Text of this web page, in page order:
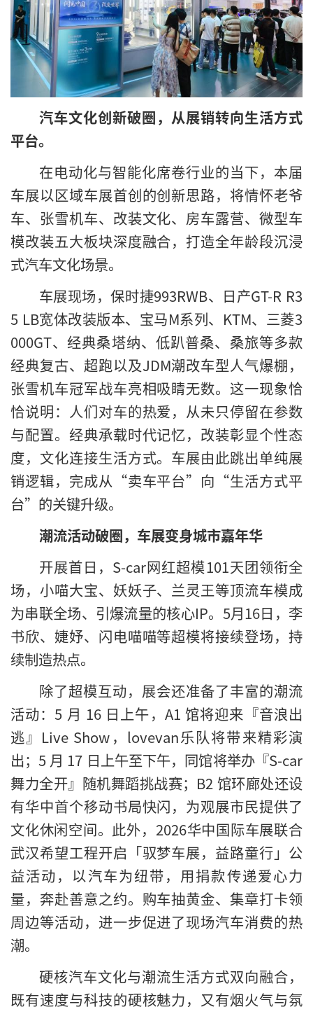
汽车文化创新破圈，从展销转向生活方式
平台。
在电动化与智能化席卷行业的当下，本届
车展以区域车展首创的创新思路，将情怀老爷
车、张雪机车、改装文化、房车露营、微型车
模改装五大板块深度融合，打造全年龄段沉浸
式汽车文化场景。
车展现场，保时捷993RWB、日产GT-R R3
5 LB宽体改装版本、宝马M系列、KTM、三菱3
000GT、经典桑塔纳、低趴普桑、桑旅等多款
经典复古、超跑以及JDM潮改车型人气爆棚，
张雪机车冠军战车亮相吸睛无数。这一现象恰
恰说明：人们对车的热爱，从未只停留在参数
与配置。经典承载时代记忆，改装彰显个性态
度，文化连接生活方式。车展由此跳出单纯展
销逻辑，完成从“卖车平台”向“生活方式平
台”的关键升级。
潮流活动破圈，车展变身城市嘉年华
开展首日，S-car网红超模101天团领衔全
场，小喵大宝、妖妖子、兰灵王等顶流车模成
为串联全场、引爆流量的核心IP。5月16日，李
书欣、婕妤、闪电喵喵等超模将接续登场，持
续制造热点。
除了超模互动，展会还准备了丰富的潮流
活动：5 月 16 日上午，A1 馆将迎来『音浪出
逃』Live Show，lovevan乐队将带来精彩演
出；5 月 17 日上午至下午，同馆将举办『S-car
舞力全开』随机舞蹈挑战赛；B2 馆环廊处还设
有华中首个移动书局快闪，为观展市民提供了
文化休闲空间。此外，2026华中国际车展联合
武汉希望工程开启「驭梦车展，益路童行」公
益活动，以汽车为纽带，用捐款传递爱心力
量，奔赴善意之约。购车抽黄金、集章打卡领
周边等活动，进一步促进了现场汽车消费的热
潮。
硬核汽车文化与潮流生活方式双向融合，
既有速度与科技的硬核魅力，又有烟火气与氛